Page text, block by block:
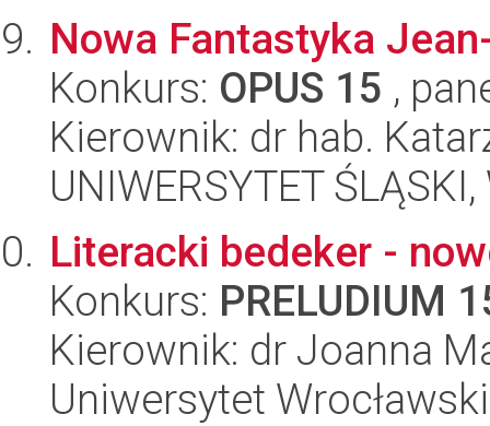
Nowa Fantastyka
Konkurs: OPUS 15 ,
Kierownik: dr hab.
UNIWERSYTET
Literacki bedeker -
Konkurs: PRELUDIUM
Kierownik: dr Joanna
Uniwersytet